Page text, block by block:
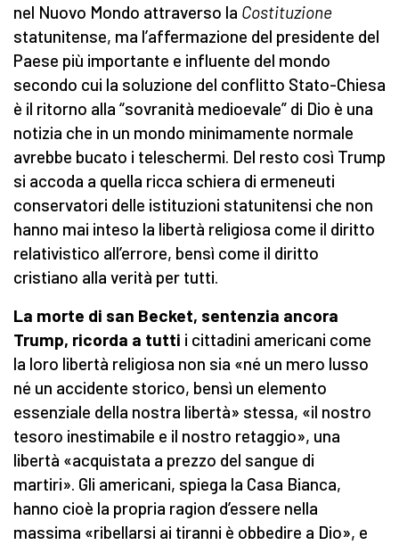
nel Nuovo Mondo attraverso la Costituzione
statunitense, ma l’affermazione del presidente del
Paese più importante e influente del mondo
secondo cui la soluzione del conflitto Stato-Chiesa
è il ritorno alla “sovranità medioevale” di Dio è una
notizia che in un mondo minimamente normale
avrebbe bucato i teleschermi. Del resto così Trump
si accoda a quella ricca schiera di ermeneuti
conservatori delle istituzioni statunitensi che non
hanno mai inteso la libertà religiosa come il diritto
relativistico all’errore, bensì come il diritto
cristiano alla verità per tutti.
La morte di san Becket, sentenzia ancora
Trump, ricorda a tutti i cittadini americani come
la loro libertà religiosa non sia «né un mero lusso
né un accidente storico, bensì un elemento
essenziale della nostra libertà» stessa, «il nostro
tesoro inestimabile e il nostro retaggio», una
libertà «acquistata a prezzo del sangue di
martiri». Gli americani, spiega la Casa Bianca,
hanno cioè la propria ragion d’essere nella
massima «ribellarsi ai tiranni è obbedire a Dio», e